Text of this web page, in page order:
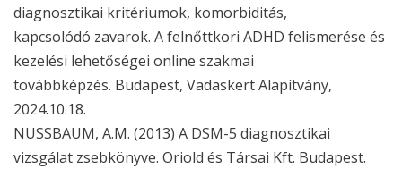
diagnosztikai kritériumok, komorbiditás,
kapcsolódó zavarok. Afelnőttkori ADHD felismerése és
kezelési lehetőségei online szakmai
továbbképzés. Budapest, Vadaskert Alapítvány,
2024.10.18.
NUSSBAUM, A.M. (2013) A DSM-5 diagnosztikai
vizsgálat zsebkönyve. Oriold és Társai Kft. Budapest.